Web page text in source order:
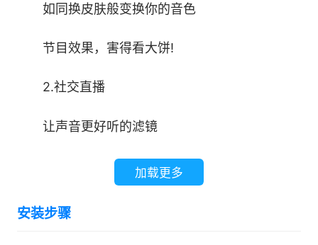
如同换皮肤般变换你的音色
节目效果，害得看大饼!
2.社交直播
让声音更好听的滤镜
告别社恐，放心开口
轻松拥有最 6 声音!
加载更多
安装步骤